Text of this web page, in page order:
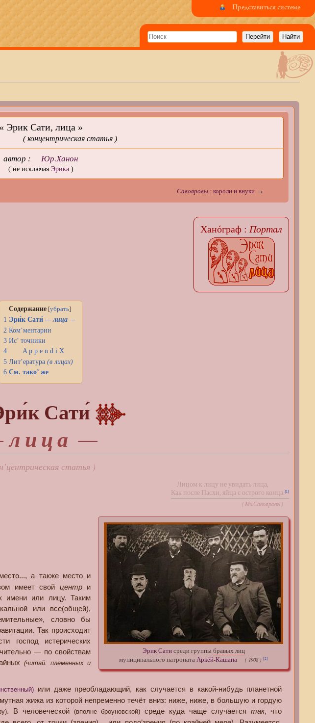
« Эрик Сати, лица »
( концентрическая статья )
автор :Юр.Ханон
( не исключая Эрика)
Савояровы : короли и внуки →
Ханóграф : Портал
Содержание [убрать]
1 Эри́к Сати́ —лица —
2 Ком’ментарии
3 Ис’ точники
4
A p p e n d i X
5 Лит’ература(в лицах)
6 См. тако’ же
Сати́
лица —
статья )
Лицом к лицу не увидать лица,
Как после Пасхи, яйца с острого конца.[1]
( Мх.Савояровъ )
Эрик Сатисреди группы бравых лиц
муниципального патронатаАркёй-Кашана ( 1908 ) [2]
а также место и
имеет свой центри
имени или лицу. Таким
или все(общей),
словно бы
Так происходит
господ истерических
— по свойствам
(читай: племенных и
или даже преобладающий, как случается в какой-нибудь планетной
жижа из которой непременно течёт вниз: ниже, ниже, в большую и гордую
. В человеческой (вполне броуновской) среде куда чаще случается так, что
Представиться системе